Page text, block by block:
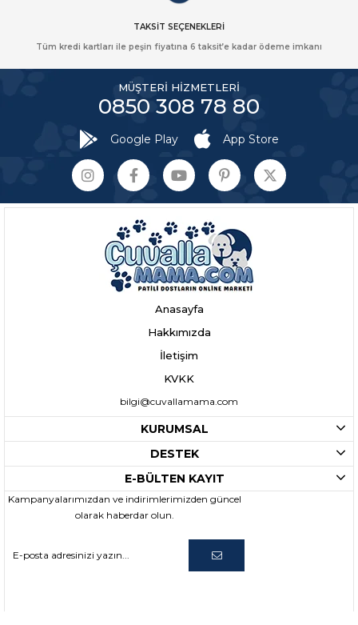
TAKSİT SEÇENEKLERİ
Tüm kredi kartları ile peşin fiyatına 6 taksit’e kadar ödeme imkanı
MÜŞTERİ HİZMETLERİ
0850 308 78 80
Google Play App Store
Anasayfa
Hakkımızda
İletişim
KVKK
bilgi@cuvallamama.com
KURUMSAL
DESTEK
E-BÜLTEN KAYIT
Kampanyalarımızdan ve indirimlerimizden güncel
olarak haberdar olun.